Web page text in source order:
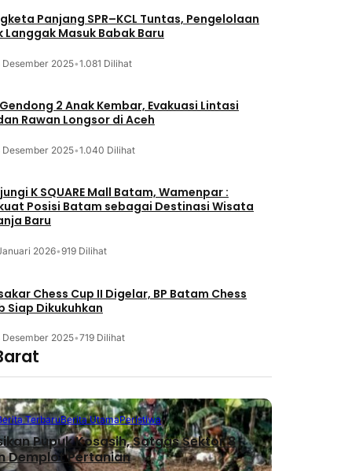
Panjang SPR–KCL Tuntas, Pengelolaan
Langgak Masuk Babak Baru
Desember 2025•1.081 Dilihat
2 Anak Kembar, Evakuasi Lintasi
Rawan Longsor di Aceh
Desember 2025•1.040 Dilihat
K SQUARE Mall Batam, Wamenpar :
Posisi Batam sebagai Destinasi Wisata
Baru
2026•919 Dilihat
Chess Cup II Digelar, BP Batam Chess
Siap Dikukuhkan
Desember 2025•719 Dilihat
TerbaruBerita UtamaPeristiwa
Pupuk Kosasih, Satgas Sektor 8
Demplot Pertanian